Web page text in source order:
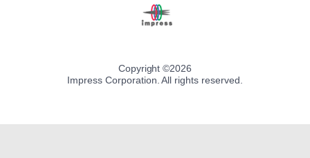
Copyright ©2026
Impress Corporation. All rights reserved.